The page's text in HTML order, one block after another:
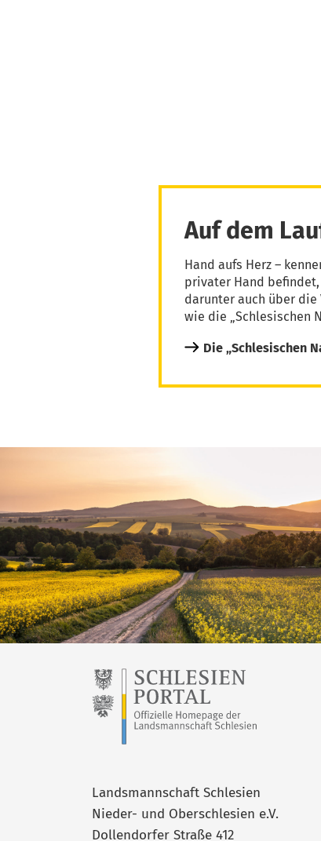
Auf dem
Hand aufs Herz –
privater Hand
darunter auch über
wie die „Schlesischen
Die „Schlesischen
Landsmannschaft Schlesien
Nieder- und Oberschlesien e.V.
Dollendorfer Straße 412